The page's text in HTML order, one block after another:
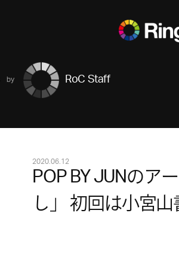
RoC Staff
2020.06.12
POP BY JUNのア
し」 初回は小宮